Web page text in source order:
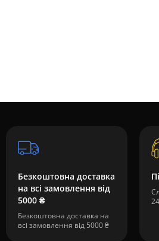
Безкоштовна доставка
на всі замовлення від
5000 ₴
Безкоштовна доставка на
всі замовлення від 5000 ₴